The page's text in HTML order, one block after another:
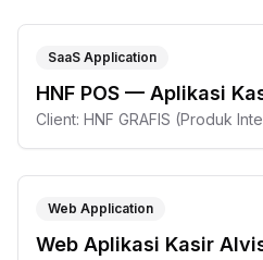
SaaS Application
HNF POS — Aplikasi
Client: HNF GRAFIS (Produk
Web Application
Web Aplikasi Kasir